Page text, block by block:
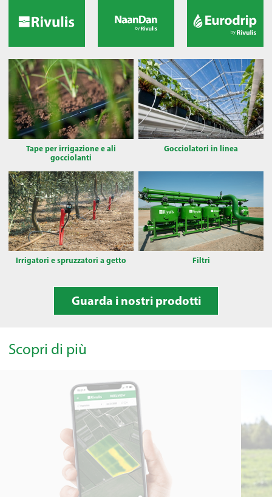
Tape per irrigazione e ali
gocciolanti
Gocciolatori in linea
Irrigatori e spruzzatori a getto Filtri
Guarda i nostri prodotti
Scopri di più